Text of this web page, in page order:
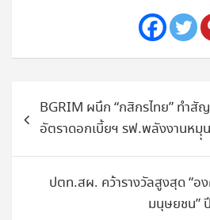
เรื่องBGRIM ผนึก “กสิกรไทย” ทำสั
อัตราดอกเบี้ยฯ รฟ.พลังงานหมุุ
ปตท.สผ. คว้ารางวัลสูงสุด “
มนุษยชน”